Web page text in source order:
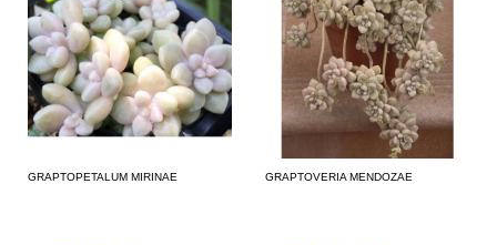
GRAPTOPETALUM MIRINAE GRAPTOVERIA MENDOZAE